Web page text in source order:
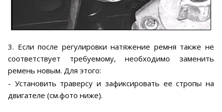
3. Если после регулировки натяжение ремня также не
соответствует требуемому, необходимо заменить
ремень новым. Для этого:
- Установить траверсу и зафиксировать ее стропы на
двигателе (см.фото ниже).